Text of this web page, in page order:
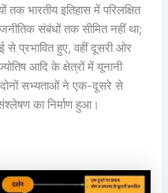
तक भारतीय इतिहास में परिलक्षित
संबंधों तक सीमित नहीं था;
से प्रभावित हुए, वहीं दूसरी ओर
आदि के क्षेत्रों में यूनानी
सभ्यताओं ने एक-दूसरे से
का निर्माण हुआ।